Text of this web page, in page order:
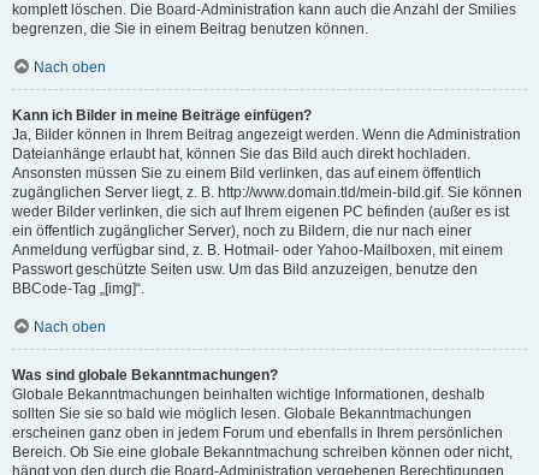
komplett löschen. Die Board-Administration kann auch die Anzahl der Smilies
begrenzen, die Sie in einem Beitrag benutzen können.
Nach oben
Kann ich Bilder in meine Beiträge einfügen?
Ja, Bilder können in Ihrem Beitrag angezeigt werden. Wenn die Administration
Dateianhänge erlaubt hat, können Sie das Bild auch direkt hochladen.
Ansonsten müssen Sie zu einem Bild verlinken, das auf einem öffentlich
zugänglichen Server liegt, z. B. http://www.domain.tld/mein-bild.gif. Sie können
weder Bilder verlinken, die sich auf Ihrem eigenen PC befinden (außer es ist
ein öffentlich zugänglicher Server), noch zu Bildern, die nur nach einer
Anmeldung verfügbar sind, z. B. Hotmail- oder Yahoo-Mailboxen, mit einem
Passwort geschützte Seiten usw. Um das Bild anzuzeigen, benutze den
BBCode-Tag „[img]“.
Nach oben
Was sind globale Bekanntmachungen?
Globale Bekanntmachungen beinhalten wichtige Informationen, deshalb
sollten Sie sie so bald wie möglich lesen. Globale Bekanntmachungen
erscheinen ganz oben in jedem Forum und ebenfalls in Ihrem persönlichen
Bereich. Ob Sie eine globale Bekanntmachung schreiben können oder nicht,
hängt von den durch die Board-Administration vergebenen Berechtigungen